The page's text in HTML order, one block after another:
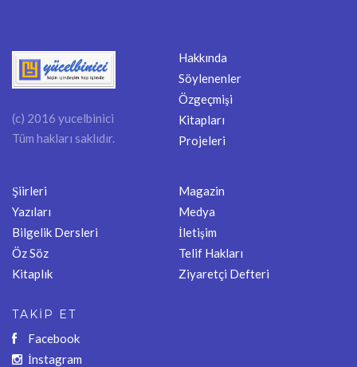
(c) 2016 yucelbinici
Tüm hakları saklıdır.
Hakkında
Söylenenler
Özgeçmişi
Kitapları
Projeleri
Şiirleri
Yazıları
Bilgelik Dersleri
Öz Söz
Kitaplık
Magazin
Medya
İletişim
Telif Hakları
Ziyaretçi Defteri
TAKİP ET
Facebook
İnstagram